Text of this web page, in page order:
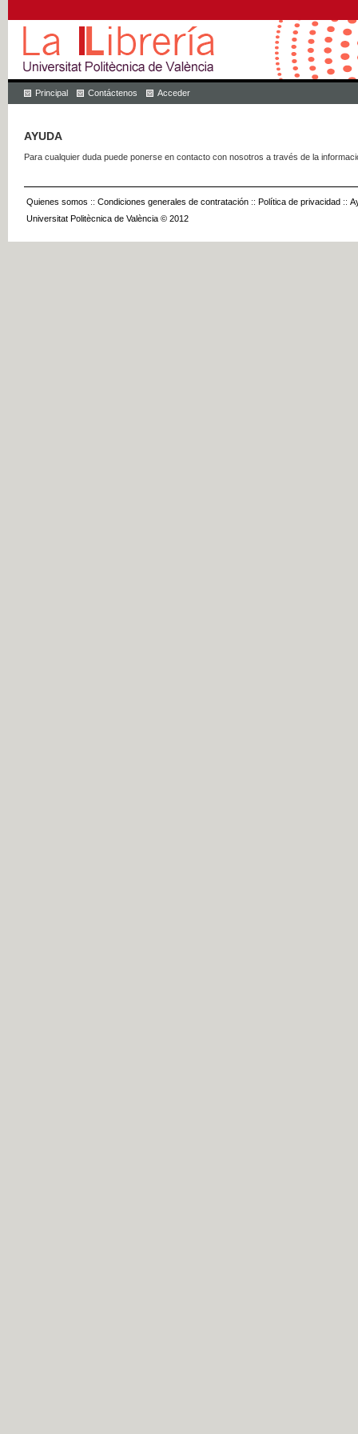
Principal Contáctenos Acceder
AYUDA
Para cualquier duda puede ponerse en contacto con nosotros a través de la
Quienes somos :: Condiciones generales de contratación :: Política de privacidad ::
Universitat Politècnica de València © 2012